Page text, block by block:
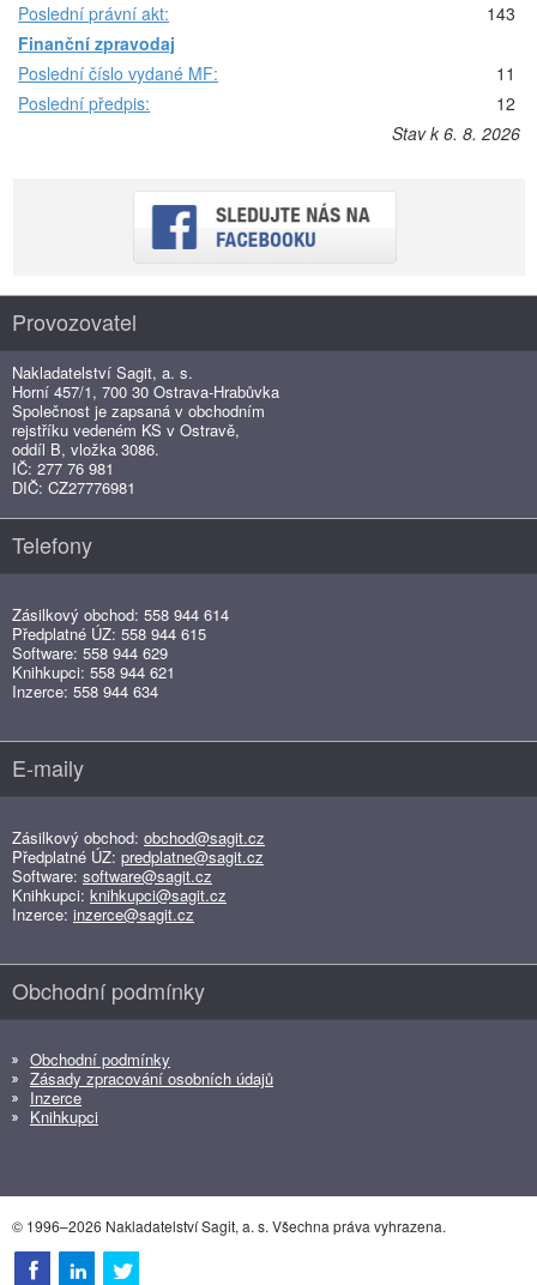
Poslední právní akt:
143
Finanční zpravodaj
Poslední číslo vydané MF:
11
Poslední předpis:
12
Stav k 6. 8. 2026
Provozovatel
Nakladatelství Sagit, a. s.
Horní 457/1, 700 30 Ostrava-Hrabůvka
Společnost je zapsaná v obchodním
rejstříku vedeném KS v Ostravě,
oddíl B, vložka 3086.
IČ: 277 76 981
DIČ: CZ27776981
Telefony
Zásilkový obchod: 558 944 614
Předplatné ÚZ: 558 944 615
Software: 558 944 629
Knihkupci: 558 944 621
Inzerce: 558 944 634
E-maily
Zásilkový obchod: obchod@sagit.cz
Předplatné ÚZ: predplatne@sagit.cz
Software: software@sagit.cz
Knihkupci: knihkupci@sagit.cz
Inzerce: inzerce@sagit.cz
Obchodní podmínky
Obchodní podmínky
Zásady zpracování osobních údajů
Inzerce
Knihkupci
© 1996–2026 Nakladatelství Sagit, a. s. Všechna práva vyhrazena.